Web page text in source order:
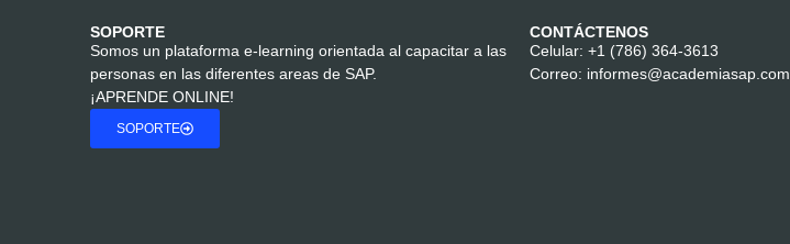
SOPORTE
Somos un plataforma e-learning orientada al capacitar a las
personas en las diferentes areas de SAP.
¡APRENDE ONLINE!
SOPORTE
CONTÁCTENOS
Celular: +1 (786) 364-3613
Correo: informes@academiasap.com